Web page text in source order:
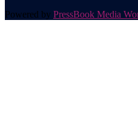
Powered by PressBook Media